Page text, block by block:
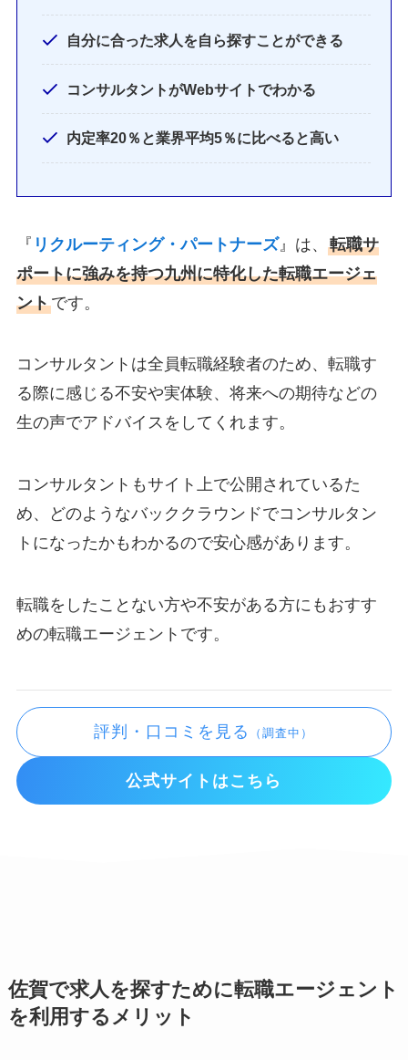
自分に合った求人を自ら探すことができる
コンサルタントがWebサイトでわかる
内定率20％と業界平均5％に比べると高い
『 リクルーティング・パートナーズ』は、 転職サ
ポートに強みを持つ九州に特化した転職エージェ
ントです。
コンサルタントは全員転職経験者のため、転職す
る際に感じる不安や実体験、将来への期待などの
生の声でアドバイスをしてくれます。
コンサルタントもサイト上で公開されているた
め、どのようなバッククラウンドでコンサルタン
トになったかもわかるので安心感があります。
転職をしたことない方や不安がある方にもおすす
めの転職エージェントです。
評判・口コミを見る （調査中）
公式サイトはこちら
佐賀で求人を探すために転職エージェント
を利用するメリット